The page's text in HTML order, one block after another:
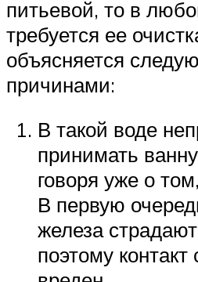
питьевой, то в
требуется ее
объясняется
причинами:
В такой воде
принимать
говоря уже о
В первую
железа
поэтому контакт